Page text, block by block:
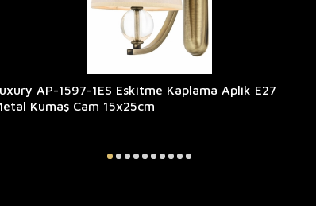
AP-1597-1ES Eskitme Kaplama Aplik E27
Kumaş Cam 15x25cm